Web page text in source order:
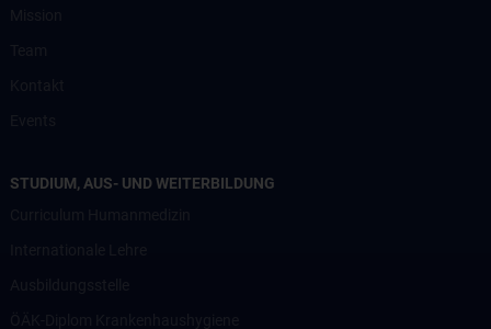
STUDIUM, AUS- UND WEITERBILDUNG